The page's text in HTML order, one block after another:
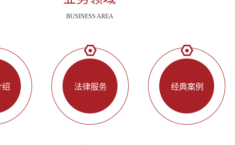
BUSINESS AREA
绍 法律服务 经典案例